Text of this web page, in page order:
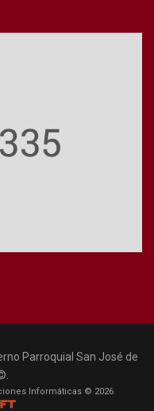
Parroquial San José de
Informáticas © 2026